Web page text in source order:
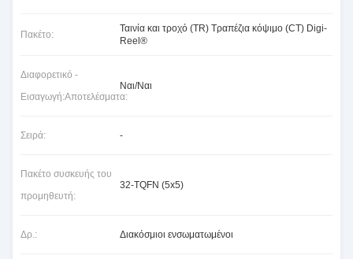
Πακέτο:
Ταινία και τροχό (TR) Τραπέζια κόψιμο (CT) Digi-
Reel®
Διαφορετικό -
Εισαγωγή:Αποτελέσματα:
Ναι/Ναι
Σειρά: -
Πακέτο συσκευής του
προμηθευτή:
32-TQFN (5x5)
Δρ.: Διακόσμιοι ενσωματωμένοι